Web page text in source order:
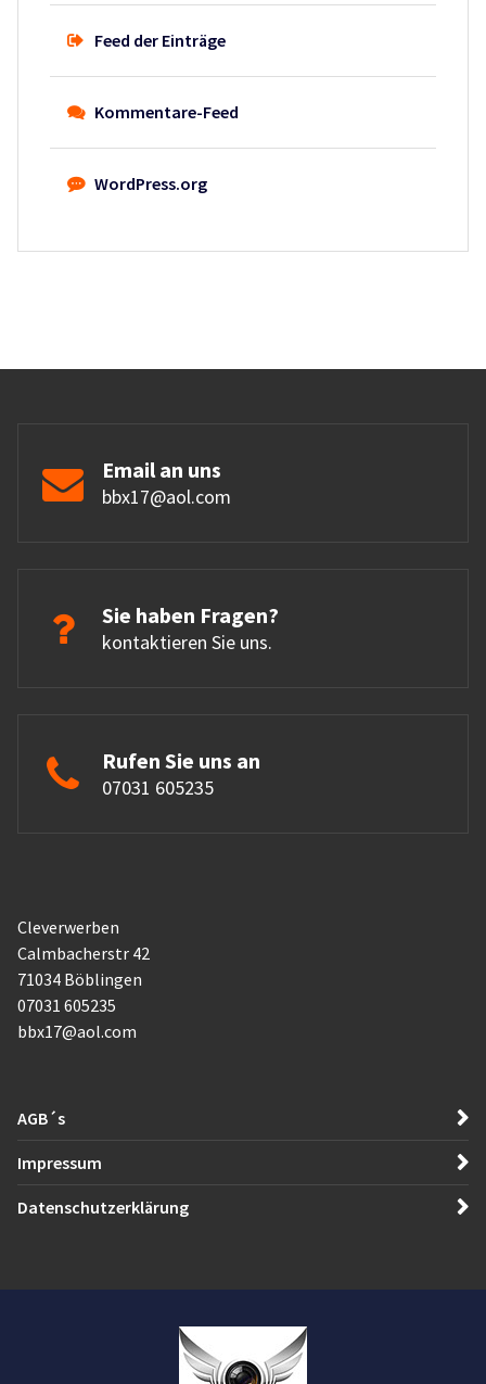
Feed der Einträge
Kommentare-Feed
WordPress.org
Email an uns
bbx17@aol.com
Sie haben Fragen?
kontaktieren Sie uns.
Rufen Sie uns an
07031 605235
Cleverwerben
Calmbacherstr 42
71034 Böblingen
07031 605235
bbx17@aol.com
AGB´s
Impressum
Datenschutzerklärung